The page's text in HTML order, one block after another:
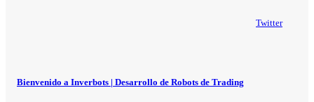
Twitter
Bienvenido a Inverbots | Desarrollo de Robots de Trading